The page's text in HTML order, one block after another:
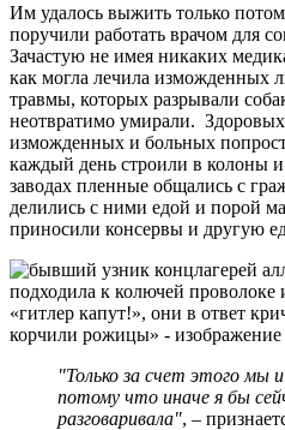
Им удалось выжить только
поручили работать врачом для
Зачастую не имея никаких
как могла лечила изможденных
травмы, которых разрывали
неотвратимо умирали. Здоровых
изможденных и больных
каждый день строили в колоны
заводах пленные общались с
делились с ними едой и порой
приносили консервы и другую
"Только за счет этого мы
потому что иначе я бы
разговаривала", –